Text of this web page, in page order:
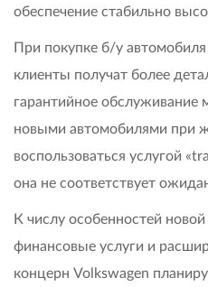
обеспечение стабильно
При покупке б/у
клиенты получат более
гарантийное
новыми автомобилями при
воспользоваться услугой
она не соответствует
К числу особенностей
финансовые услуги и
концерн Volkswagen